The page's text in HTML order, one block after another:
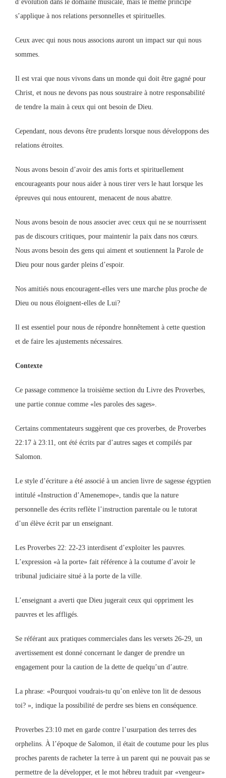
d’évolution dans le domaine musicale, mais le même principe
s’applique à nos relations personnelles et spirituelles.
Ceux avec qui nous nous associons auront un impact sur qui nous
sommes.
Il est vrai que nous vivons dans un monde qui doit être gagné pour
Christ, et nous ne devons pas nous soustraire à notre responsabilité
de tendre la main à ceux qui ont besoin de Dieu.
Cependant, nous devons être prudents lorsque nous développons des
relations étroites.
Nous avons besoin d’avoir des amis forts et spirituellement
encourageants pour nous aider à nous tirer vers le haut lorsque les
épreuves qui nous entourent, menacent de nous abattre.
Nous avons besoin de nous associer avec ceux qui ne se nourrissent
pas de discours critiques, pour maintenir la paix dans nos cœurs.
Nous avons besoin des gens qui aiment et soutiennent la Parole de
Dieu pour nous garder pleins d’espoir.
Nos amitiés nous encouragent-elles vers une marche plus proche de
Dieu ou nous éloignent-elles de Lui?
Il est essentiel pour nous de répondre honnêtement à cette question
et de faire les ajustements nécessaires.
Contexte
Ce passage commence la troisième section du Livre des Proverbes,
une partie connue comme «les paroles des sages».
Certains commentateurs suggèrent que ces proverbes, de Proverbes
22:17 à 23:11, ont été écrits par d’autres sages et compilés par
Salomon.
Le style d’écriture a été associé à un ancien livre de sagesse égyptien
intitulé «Instruction d’Amenemope», tandis que la nature
personnelle des écrits reflète l’instruction parentale ou le tutorat
d’un élève écrit par un enseignant.
Les Proverbes 22: 22-23 interdisent d’exploiter les pauvres.
L’expression «à la porte» fait référence à la coutume d’avoir le
tribunal judiciaire situé à la porte de la ville.
L’enseignant a averti que Dieu jugerait ceux qui oppriment les
pauvres et les affligés.
Se référant aux pratiques commerciales dans les versets 26-29, un
avertissement est donné concernant le danger de prendre un
engagement pour la caution de la dette de quelqu’un d’autre.
La phrase: «Pourquoi voudrais-tu qu’on enlève ton lit de dessous
toi? », indique la possibilité de perdre ses biens en conséquence.
Proverbes 23:10 met en garde contre l’usurpation des terres des
orphelins. À l’époque de Salomon, il était de coutume pour les plus
proches parents de racheter la terre à un parent qui ne pouvait pas se
permettre de la développer, et le mot hébreu traduit par «vengeur»